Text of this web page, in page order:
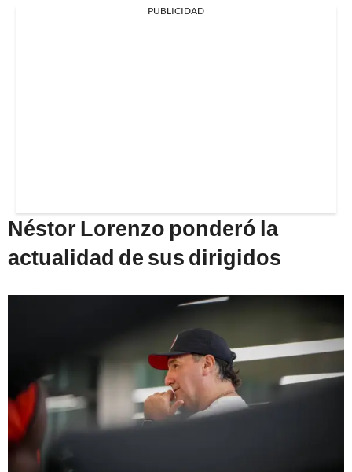
PUBLICIDAD
Néstor Lorenzo ponderó la
actualidad de sus dirigidos